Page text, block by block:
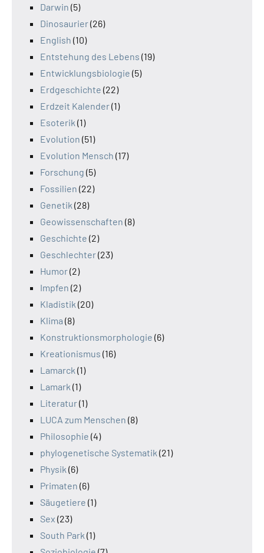
Darwin (5)
Dinosaurier(26)
English (10)
Entstehung des Lebens (19)
Entwicklungsbiologie (5)
Erdgeschichte (22)
Erdzeit Kalender(1)
Esoterik (1)
Evolution (51)
Evolution Mensch (17)
Forschung (5)
Fossilien (22)
Genetik (28)
Geowissenschaften (8)
Geschichte (2)
Geschlechter(23)
Humor(2)
Impfen (2)
Kladistik (20)
Klima (8)
Konstruktionsmorphologie (6)
Kreationismus (16)
Lamarck (1)
Lamark (1)
Literatur(1)
LUCA zum Menschen (8)
Philosophie (4)
phylogenetische Systematik (21)
Physik (6)
Primaten (6)
Säugetiere (1)
Sex (23)
South Park (1)